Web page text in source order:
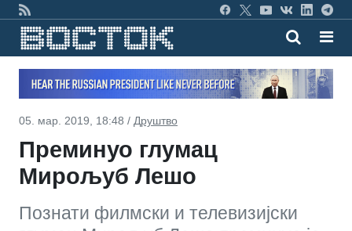
05. мар. 2019, 18:48 / Друштво
Преминуо глумац
Мирољуб Лешо
Познати филмски и телевизијски